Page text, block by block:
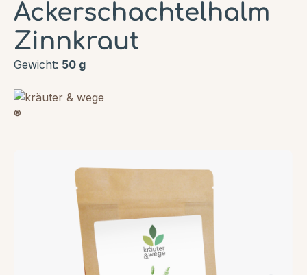
Ackerschachtelhalm
Zinnkraut
Gewicht: 50 g